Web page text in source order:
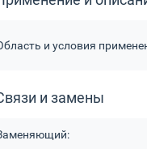
и условия
и замены